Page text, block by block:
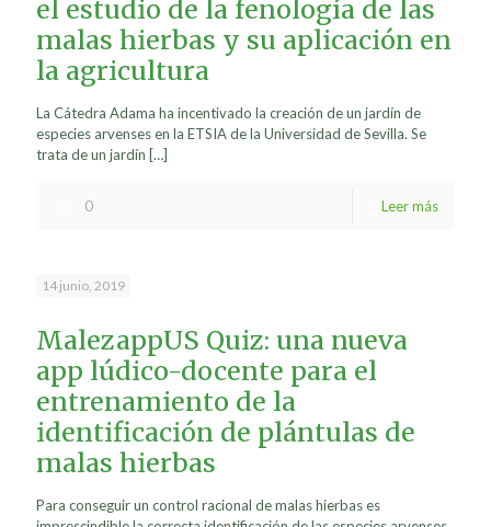
el estudio de la fenología de las
malas hierbas y su aplicación en
la agricultura
La Cátedra Adama ha incentivado la creación de un jardín de
especies arvenses en la ETSIA de la Universidad de Sevilla. Se
trata de un jardín […]
0 Leer más
14 junio, 2019
MalezappUS Quiz: una nueva
app lúdico-docente para el
entrenamiento de la
identificación de plántulas de
malas hierbas
Para conseguir un control racional de malas hierbas es